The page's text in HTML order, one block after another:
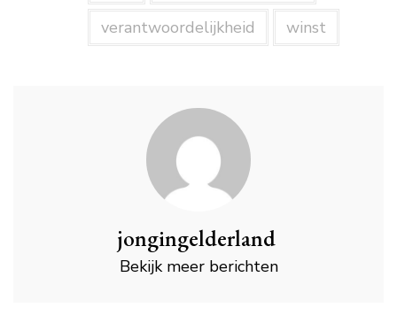
verantwoordelijkheid
winst
jongingelderland
Bekijk meer berichten